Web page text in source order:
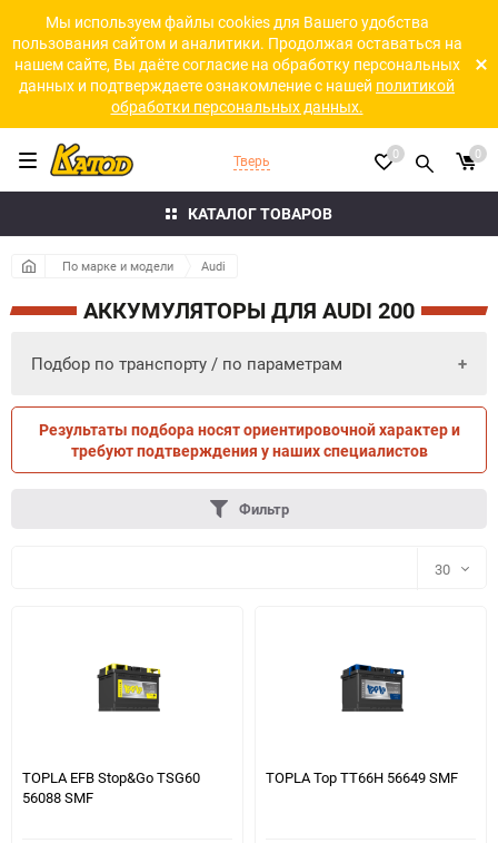
Мы используем файлы cookies для Вашего удобства
пользования сайтом и аналитики. Продолжая оставаться на
нашем сайте, Вы даёте согласие на обработку персональных
данных и подтверждаете ознакомление с нашей политикой
обработки персональных данных.
КАТАЛОГ ТОВАРОВ
Тверь 0 0
По марке и модели Audi
АККУМУЛЯТОРЫ ДЛЯ AUDI 200
Подбор по транспорту / по параметрам
ПО ТРАНСПОРТУ ПО ПАРАМЕТРАМ
Результаты подбора носят ориентировочной характер и
требуют подтверждения у наших специалистов
Фильтр
30
TOPLA EFB Stop&Go TSG60
56088 SMF
TOPLA Top TT66H 56649 SMF